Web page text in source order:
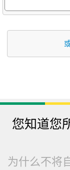
您知道您
为什么不将